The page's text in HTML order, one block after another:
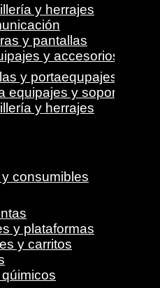
y herrajes
y pantallas
y accesorios
y portaequpajes
equipajes y soportes
y herrajes
consumibles
y plataformas
y carritos